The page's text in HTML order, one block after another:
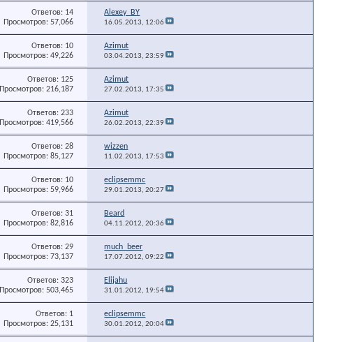
Ответов: 14
Просмотров: 57,066
Alexey_BY
16.05.2013, 12:06
Ответов: 10
Просмотров: 49,226
Azimut
03.04.2013,23:59
Ответов: 125
Просмотров: 216,187
Azimut
27.02.2013, 17:35
Ответов: 233
Просмотров: 419,566
Azimut
26.02.2013,22:39
Ответов: 28
Просмотров: 85,127
wizzen
11.02.2013, 17:53
Ответов: 10
Просмотров: 59,966
eclipsemmc
29.01.2013,20:27
Ответов: 31
Просмотров: 82,816
Beard
04.11.2012,20:36
Ответов: 29
Просмотров: 73,137
much_beer
17.07.2012,09:22
Ответов: 323
Просмотров: 503,465
Elijahu
31.01.2012, 19:54
Ответов: 1
Просмотров: 25,131
eclipsemmc
30.01.2012,20:04